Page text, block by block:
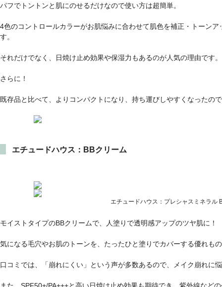
パフでトントンと肌にのせるだけなので使い方は超簡単。
4色のコントロールカラーがお肌悩みに合わせて肌色を補正・トーン
す。
それだけでなく、日焼け止め効果や保湿力もあるのが人気の理由です。
さらに！
既存品と比べて、よりコンパクトになり、持ち運びしやすくなったの
エチュードハウス：BBクリーム
エチュードハウス：プレシャスミネラル
モイストタイプのBBクリームで、人塗りで透明感アップのツヤ肌に！
気になる毛穴やお肌のトーンを、たったひと塗りでカバーする優れも
口コミでは、「崩れにくい」という声が多数あるので、メイク崩れに